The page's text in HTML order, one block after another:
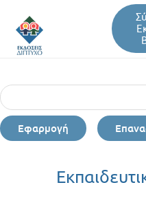
Φόρμα αναζήτησης
Εκπαιδευτική Βιβλιοθήκη
Εφαρμογή